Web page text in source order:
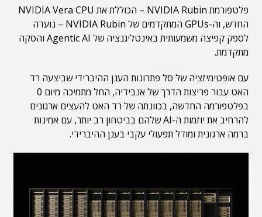
פלטפורמת NVIDIA Rubin – הכוללת את NVIDIA Vera CPU
החדש, וה-GPUs המתקדמים של NVIDIA Rubin – נועדה
לספק קפיצה משמעותית באינטליגנציה של Agentic AI והסקה
מתקדמת.
עם אופטימיזציה של סל פתרונות הענן ההיברידי שביצעה רד
האט עבור פריצות הדרך של אנבידיה, החל מתמיכה מיום 0
בפלטפורמה החדשה, בכוונתה של רד האט להעצים ארגונים
להרחיב את יוזמות ה-AI שלהם בביטחון רב יותר, עם אמינות
ברמה ארגונית ומודל תפעולי עקבי בענן ההיברידי.